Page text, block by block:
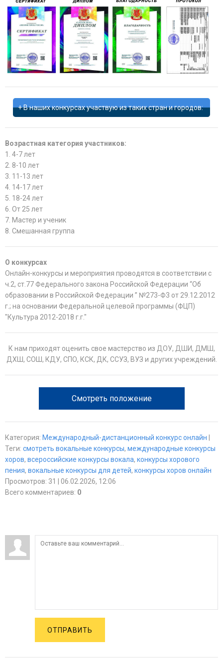
В наших конкурсах участвую из таких стран и городов:
Возрастная категория участников:
1. 4-7 лет
2. 8-10 лет
3. 11-13 лет
4. 14-17 лет
5. 18-24 лет
6. От 25 лет
7. Мастер и ученик
8. Смешанная группа
О конкурсах
Онлайн-конкурсы и мероприятия проводятся в соответствии с
ч.2, ст.77 Федерального закона Российской Федерации “Об
образовании в Российской Федерации ” №273-Ф3 от 29.12.2012
г.; на основании Федеральной целевой программы (ФЦП)
"Культура 2012-2018 г.г."
К нам приходят оценить свое мастерство из ДОУ, ДШИ, ДМШ,
ДХШ, СОШ, КДУ, СПО, КСК, ДК, ССУЗ, ВУЗ и других учреждений.
Смотреть положение
Категория: Международный-дистанционный конкурс онлайн
Теги: смотреть вокальные конкурсы, международные конкурсы
хоров, всероссийские конкурсы вокала, конкурсы хорового
пения, вокальные конкурсы для детей, конкурсы хоров онлайн
Просмотров: 31
| 06.02.2026, 12:06
Всего комментариев: 0
ОТПРАВИТЬ